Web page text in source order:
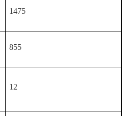
1475
855
12